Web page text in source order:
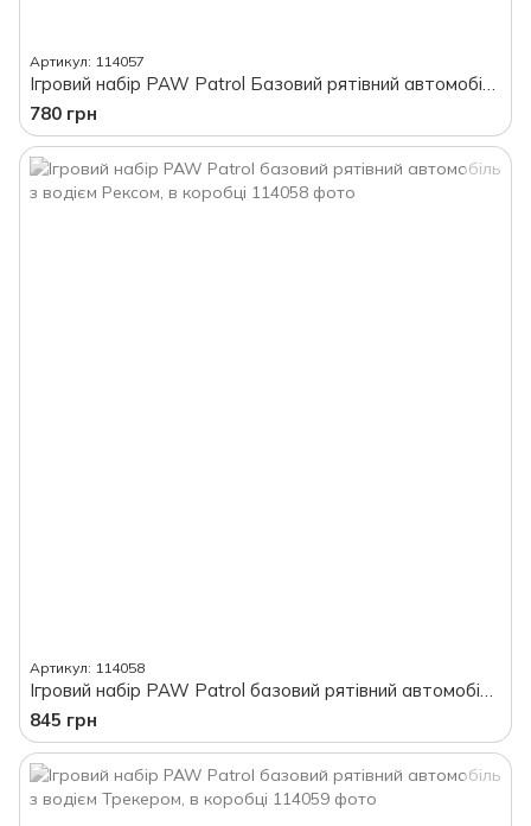
Артикул: 114057
780 грн
Артикул: 114058
845 грн